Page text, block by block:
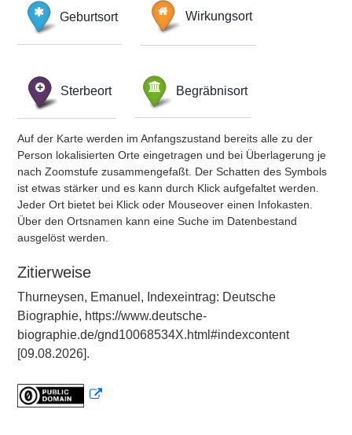
Geburtsort Wirkungsort
Sterbeort Begräbnisort
Auf der Karte werden im Anfangszustand bereits alle zu der
Person lokalisierten Orte eingetragen und bei Überlagerung je
nach Zoomstufe zusammengefaßt. Der Schatten des Symbols
ist etwas stärker und es kann durch Klick aufgefaltet werden.
Jeder Ort bietet bei Klick oder Mouseover einen Infokasten.
Über den Ortsnamen kann eine Suche im Datenbestand
ausgelöst werden.
Zitierweise
Thurneysen, Emanuel, Indexeintrag: Deutsche
Biographie, https://www.deutsche-
biographie.de/gnd10068534X.html#indexcontent
[09.08.2026].